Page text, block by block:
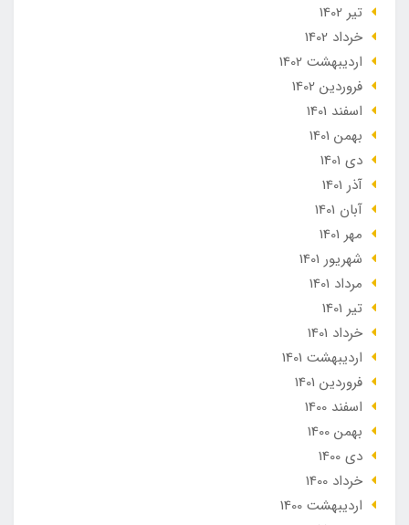
تير 1402
خرداد 1402
ارديبهشت 1402
فروردین 1402
اسفند 1401
بهمن 1401
دی 1401
آذر 1401
آبان 1401
مهر 1401
شهریور 1401
مرداد 1401
تير 1401
خرداد 1401
ارديبهشت 1401
فروردین 1401
اسفند 1400
بهمن 1400
دی 1400
خرداد 1400
ارديبهشت 1400